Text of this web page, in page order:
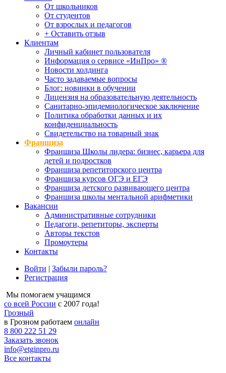
От школьников
От студентов
От взрослых и педагогов
+ Оставить отзыв
Клиентам
Личный кабинет пользователя
Информация о сервисе «ИнПро» ®
Новости холдинга
Часто задаваемые вопросы
Блог: новинки в обучении
Лицензия на образовательную деятельность
Санитарно-эпидемиологическое заключение
Политика обработки данных и их
конфиденциальность
Свидетельство на товарный знак
Франшиза
Франшиза Школы лидера: бизнес, карьера для
детей и подростков
Франшиза репетиторского центра
Франшиза курсов ОГЭ и ЕГЭ
Франшиза детского развивающего центра
Франшиза школы ментальной арифметики
Вакансии
Административные сотрудники
Педагоги, репетиторы, эксперты
Авторы текстов
Промоутеры
Контакты
Войти | Забыли пароль?
Регистрация
Мы помогаем учащимся
со всей России с 2007 года!
Грозный
в Грозном работаем онлайн
8 800 222 51 29
Заказать звонок
info@etginpro.ru
Все контакты